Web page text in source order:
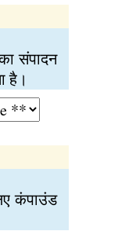
संपादन
है।
कंपाउंड